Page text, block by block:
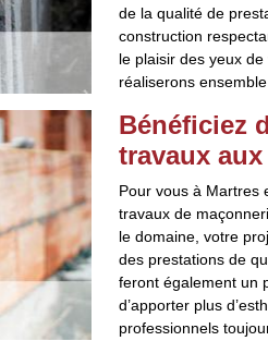
de la qualité de
construction
le plaisir des yeux
réaliserons
Bénéficiez
travaux
Pour vous à Martres
travaux de
le domaine, votre
des prestations de
feront également un
d’apporter plus
professionnels